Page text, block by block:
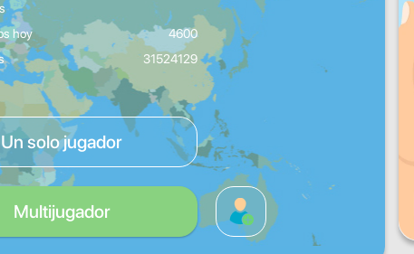
hoy
4600
31524129
Un solo jugador
Multijugador